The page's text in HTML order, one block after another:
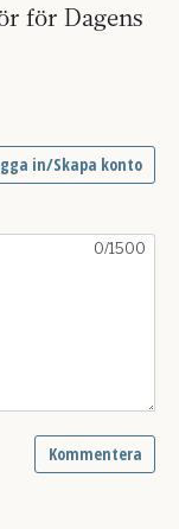
för Dagens